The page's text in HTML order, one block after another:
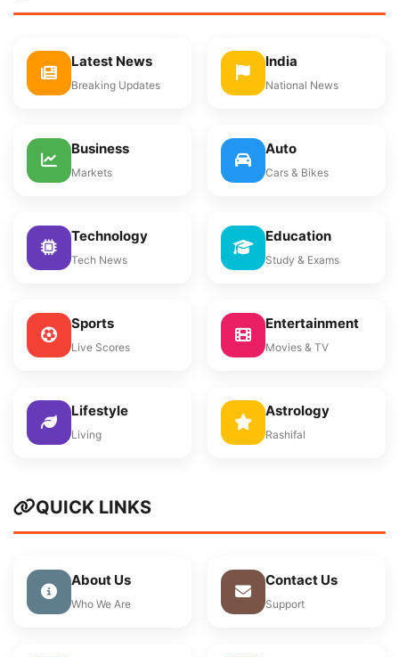
Latest News
Breaking Updates
India
National News
Business
Markets
Auto
Cars & Bikes
Technology
Tech News
Education
Study & Exams
Sports
Live Scores
Entertainment
Movies & TV
Lifestyle
Living
Astrology
Rashifal
QUICK LINKS
About Us
Who We Are
Contact Us
Support